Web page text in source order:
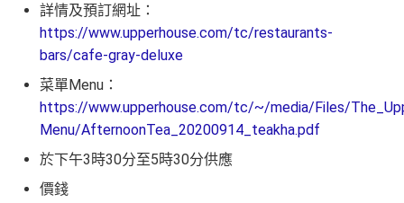
詳情及預訂網址：
https://www.upperhouse.com/tc/restaurants-
bars/cafe-gray-deluxe
菜單Menu：
https://www.upperhouse.com/tc/~/media/Files/
Menu/AfternoonTea_20200914_teakha.pdf
於下午3時30分至5時30分供應
價錢